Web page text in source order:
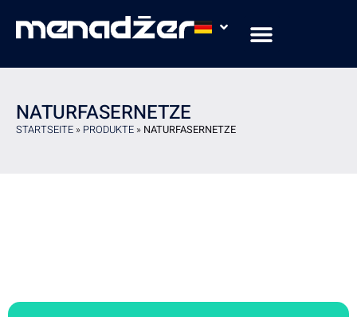
NATURFASERNETZE
STARTSEITE » PRODUKTE » NATURFASERNETZE